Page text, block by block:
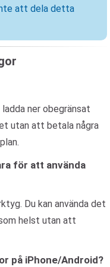
att dela detta
ner obegränsat
utan att betala några
för att använda
Du kan använda det
helst utan att
på iPhone/Android?